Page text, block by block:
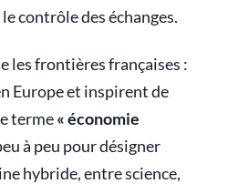
contrôle des échanges.
les frontières françaises :
Europe et inspirent de
terme« économie
à peu pour désigner
hybride, entre science,